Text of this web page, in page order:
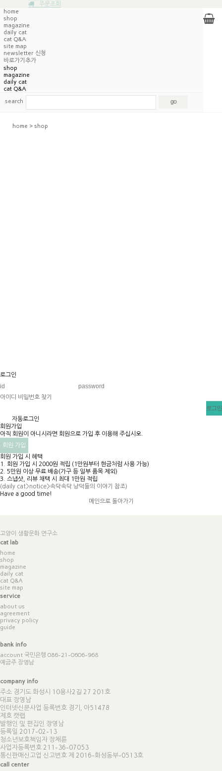
주문조회
home
shop
magazine
daily cat
cat Q&A
site map
newsletter 신청
바로가기추가
shop
magazine
daily cat
cat Q&A
search
home > shop
로그인
아이디 비밀번호 찾기
자동로그인
회원가입
아직 회원이 아니시라면 회원으로 가입 후 이용해 주십시오.
회원 가입
회원 가입 시 혜택
1. 회원 가입 시 2000원 적립 (1만원부터 현금처럼 사용 가능)
2. 5만원 이상 무료 배송(가구 등 일부 품목 제외)
3. 스냅샷, 리뷰 채택 시 최대 1만원 적립
(daily cat>notice>속닥속닥 냥덕들의 이야기 참조)
Have a good time!​
메인으로 돌아가기
고양이 생활문화 연구소
cat lab
home
shop
magazine
daily cat
cat Q&A
site map
service
about us
agreement
privacy policy
guide
bank info
account 국민은행 086-21-0606-968
예금주 장영남
company info
주소 경기도 화성시 10용사2길 27 201호
대표 장영남
인터넷신문사업 등록번호 경기, 아51478
제호 캣랩
발행인 및 편집인 장영남
등록일 2017-02-13
청소년보호책임자 장채륜
사업자등록번호 211-36-07053
통신판매신고업 신고번호 제 2016-화성동부-0513호
call center